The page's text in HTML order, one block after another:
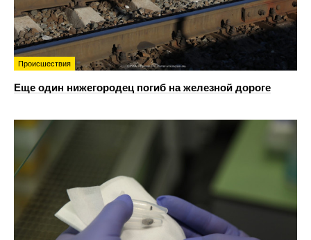
Происшествия
Еще один нижегородец погиб на железной дороге